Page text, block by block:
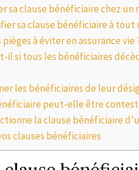
sa clause bénéficiaire chez un
sa clause bénéficiaire à tout
à éviter en assurance vie
il si tous les bénéficiaires
les bénéficiaires de leur
peut-elle être
la clause bénéficiaire
clauses bénéficiaires